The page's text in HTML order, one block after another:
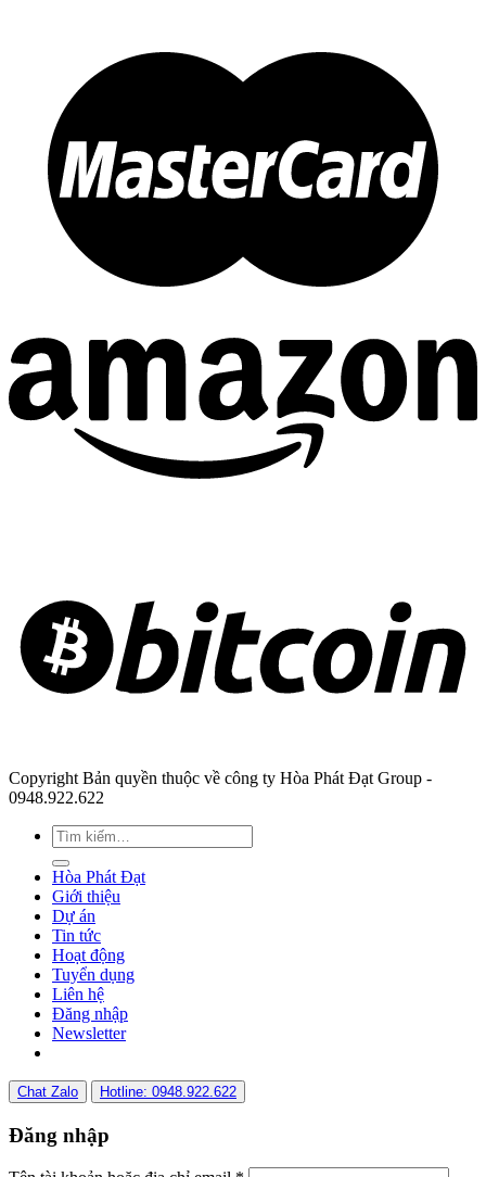
Copyright Bản quyền thuộc về công ty Hòa Phát Đạt Group -
0948.922.622
Hòa Phát Đạt
Giới thiệu
Dự án
Tin tức
Hoạt động
Tuyển dụng
Liên hệ
Đăng nhập
Newsletter
Chat Zalo Hotline: 0948.922.622
Đăng nhập